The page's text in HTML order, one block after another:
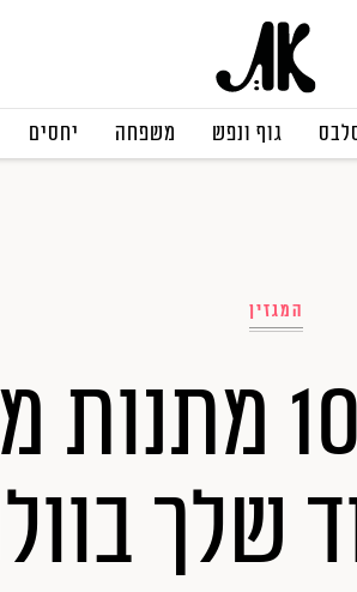
גוף ונפש משפחה יחסים
המגזין
רק בשבילו: 10
שלך